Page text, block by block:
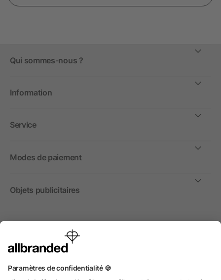
Qui sommes-nous ?
Information
Service
Modes de paiement
Objets publicitaires
International